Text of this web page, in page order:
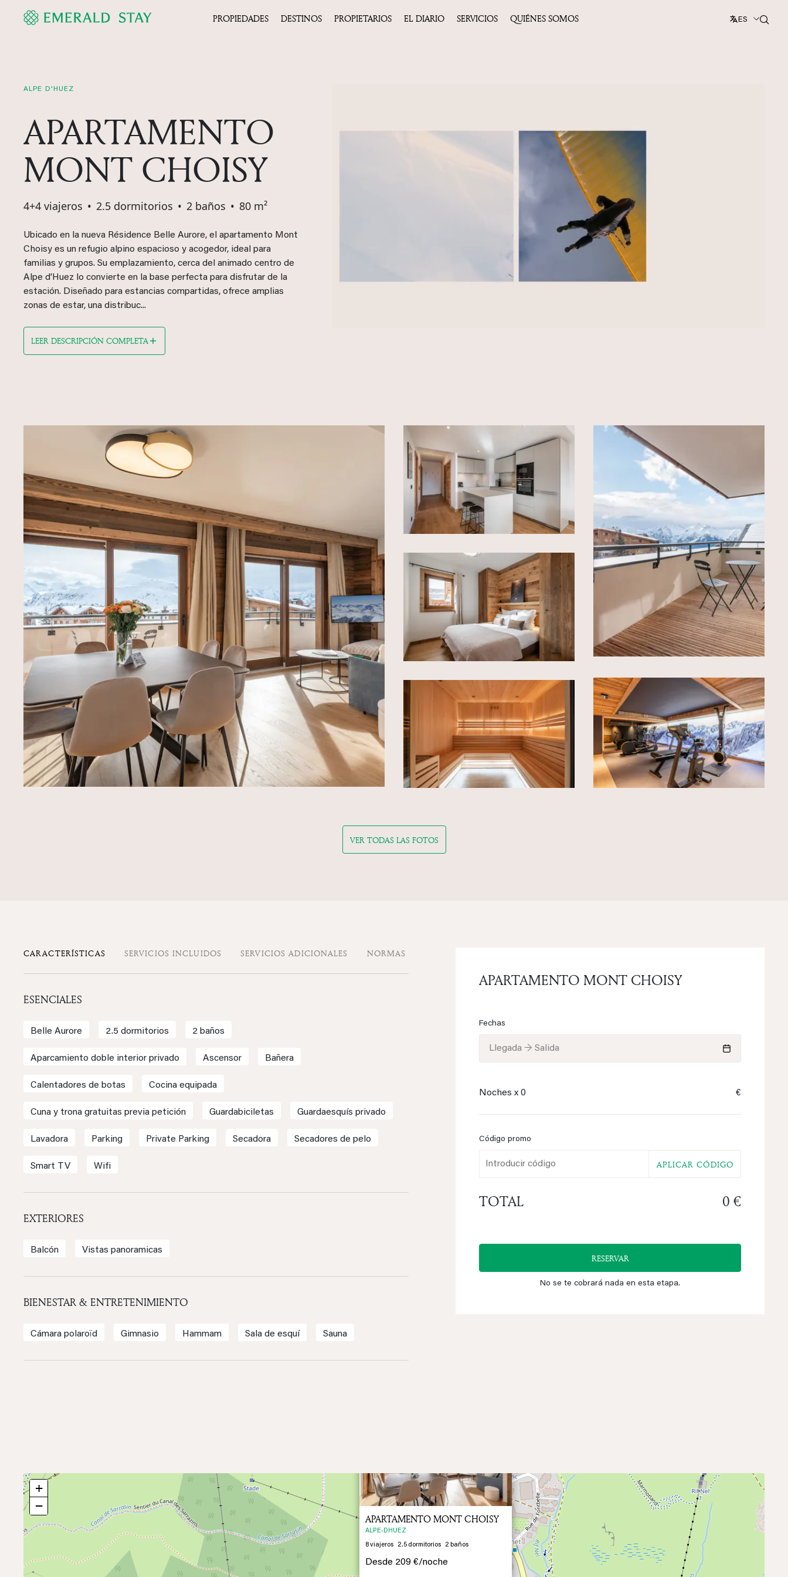
ES
PROPIEDADES DESTINOS PROPIETARIOS EL DIARIO SERVICIOS QUIÉNES SOMOS
ALPE D'HUEZ
APARTAMENTO
MONT CHOISY
4+4 viajeros • 2.5 dormitorios • 2 baños • 80 m²
Ubicado en la nueva Résidence Belle Aurore, el apartamento Mont
Choisy es un refugio alpino espacioso y acogedor, ideal para
familias y grupos. Su emplazamiento, cerca del animado centro de
Alpe d’Huez lo convierte en la base perfecta para disfrutar de la
estación. Diseñado para estancias compartidas, ofrece amplias
zonas de estar, una distribuc...
LEER DESCRIPCIÓN COMPLETA
VER TODAS LAS FOTOS
CARACTERÍSTICAS SERVICIOS INCLUIDOS SERVICIOS ADICIONALES NORMAS
ESENCIALES
Belle Aurore 2.5 dormitorios 2 baños
Aparcamiento doble interior privado Ascensor Bañera
Calentadores de botas Cocina equipada
Cuna y trona gratuitas previa petición Guardabiciletas Guardaesquís privado
Lavadora Parking Private Parking Secadora Secadores de pelo
Smart TV Wifi
EXTERIORES
Balcón Vistas panoramicas
BIENESTAR & ENTRETENIMIENTO
Cámara polaroïd Gimnasio Hammam Sala de esquí Sauna
APARTAMENTO MONT CHOISY
Fechas
Llegada → Salida
Noches x0 €
Código promo
APLICAR CÓDIGO
TOTAL 0 €
RESERVAR
No se te cobrará nada en esta etapa.
2
APARTAMENTO MONT CHOISY
ALPE-DHUEZ
8viajeros 2.5 dormitorios 2baños
Desde 209 €/noche
+
−